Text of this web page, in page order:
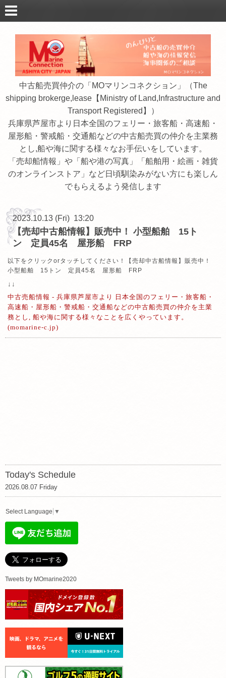
中古船売買仲介の「MOマリンコネクション」（The
shipping brokerge,lease【Ministry of Land,Infrastructure and
Transport Registered】）
兵庫県芦屋市より日本全国のフェリー・旅客船・高速船・
屋形船・警戒船・交通船などの中古船売買の仲介を主業務
とし,船や海に関する様々なお手伝いをしています。
「売却船情報」や「船や港の写真」「船舶用・絵画・雑貨
のオンラインストア」など日頃馴染みがない方にも楽しん
でもらえるよう発信します
2023.10.13 (Fri) 13:20
【売却中古船情報】販売中！ 小型船舶 15ト
ン 定員45名 屋形船 FRP
以下をクリックorタッチしてください！
【売却中古船情報】販売中！
小型船舶 15トン 定員45名 屋形船 FRP
↓↓
中古売船情報 - 兵庫県芦屋市より 日本全国のフェリー・旅客船・
高速船・屋形船・警戒船・交通船などの中古船売買の仲介を主業
務とし, 船や海に関する様々なことを広くやっています。
(momarine-c.jp)
Today's Schedule
2026.08.07 Friday
Select Language ▼
Tweets by MOmarine2020